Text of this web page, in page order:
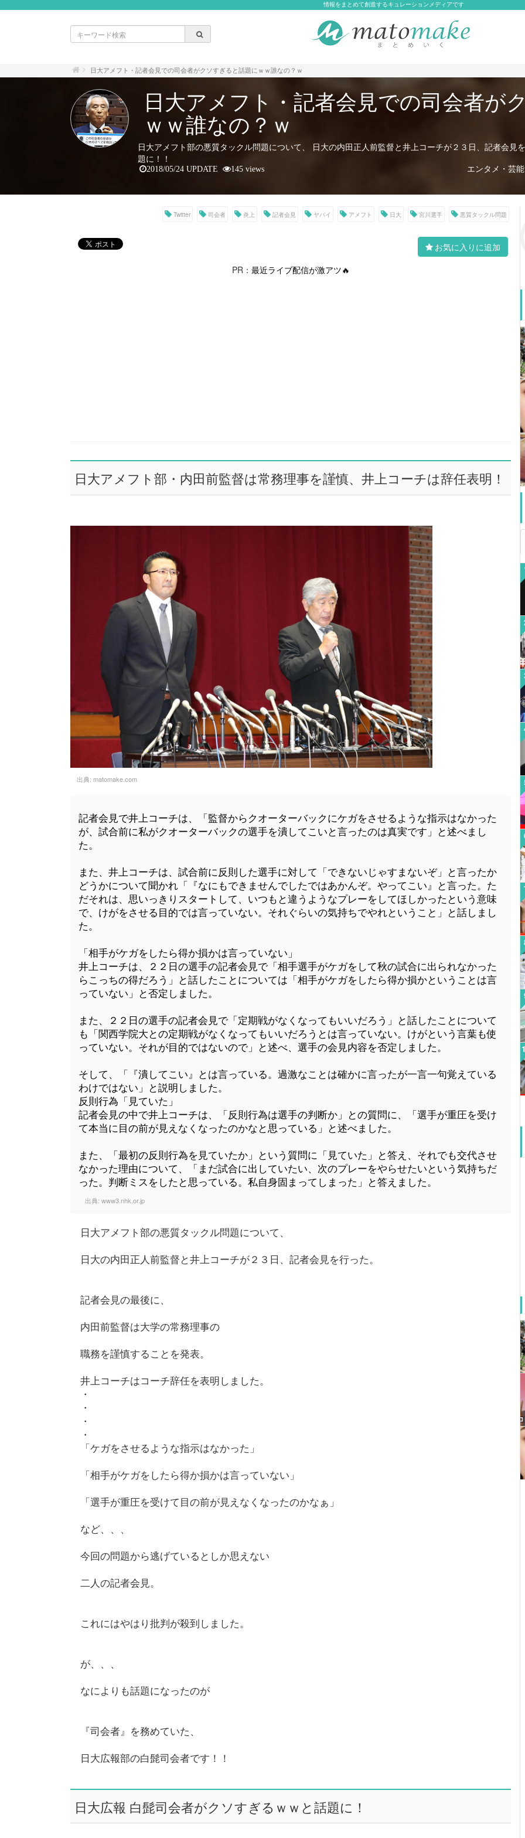
情報をまとめて創造するキュレーションメディアです
日大アメフト・記者会見での司会者がクソすぎると話題にｗｗ誰なの？ｗ
日大アメフト・記者会見での司会者が
ｗｗ誰なの？ｗ
日大アメフト部の悪質タックル問題について、 日大の内田正人前監督と井上コーチが２３日、記者会見
題に！！
エンタメ・芸
2018/05/24 UPDATE 145 views
Twitter 司会者 炎上 記者会見 ヤバイ アメフト 日大 宮川選手 悪質タックル問題
お気に入りに追加
PR： 最近ライブ配信が激アツ🔥
日大アメフト部・内田前監督は常務理事を謹慎、井上コーチは辞任表明！
出典: matomake.com
記者会見で井上コーチは、「監督からクオーターバックにケガをさせるような指示はなかった
が、試合前に私がクオーターバックの選手を潰してこいと言ったのは真実です」と述べまし
た。
また、井上コーチは、試合前に反則した選手に対して「できないじゃすまないぞ」と言ったか
どうかについて聞かれ「『なにもできませんでしたではあかんぞ。やってこい』と言った。た
だそれは、思いっきりスタートして、いつもと違うようなプレーをしてほしかったという意味
で、けがをさせる目的では言っていない。それぐらいの気持ちでやれということ」と話しまし
た。
「相手がケガをしたら得か損かは言っていない」
井上コーチは、２２日の選手の記者会見で「相手選手がケガをして秋の試合に出られなかった
らこっちの得だろう」と話したことについては「相手がケガをしたら得か損かということは言
っていない」と否定しました。
また、２２日の選手の記者会見で「定期戦がなくなってもいいだろう」と話したことについて
も「関西学院大との定期戦がなくなってもいいだろうとは言っていない。けがという言葉も使
っていない。それが目的ではないので」と述べ、選手の会見内容を否定しました。
そして、「『潰してこい』とは言っている。過激なことは確かに言ったが一言一句覚えている
わけではない」と説明しました。
反則行為「見ていた」
記者会見の中で井上コーチは、「反則行為は選手の判断か」との質問に、「選手が重圧を受け
て本当に目の前が見えなくなったのかなと思っている」と述べました。
また、「最初の反則行為を見ていたか」という質問に「見ていた」と答え、それでも交代させ
なかった理由について、「まだ試合に出していたい、次のプレーをやらせたいという気持ちだ
った。判断ミスをしたと思っている。私自身固まってしまった」と答えました。
出典: www3.nhk.or.jp
日大アメフト部の悪質タックル問題について、
日大の内田正人前監督と井上コーチが２３日、記者会見を行った。
記者会見の最後に、
内田前監督は大学の常務理事の
職務を謹慎することを発表。
井上コーチはコーチ辞任を表明しました。
・
・
・
・
「ケガをさせるような指示はなかった」
「相手がケガをしたら得か損かは言っていない」
「選手が重圧を受けて目の前が見えなくなったのかなぁ」
など、、、
今回の問題から逃げているとしか思えない
二人の記者会見。
これにはやはり批判が殺到しました。
が、、、
なによりも話題になったのが
『司会者』を務めていた、
日大広報部の白髭司会者です！！
日大広報 白髭司会者がクソすぎるｗｗと話題に！